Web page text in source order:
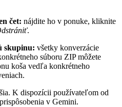
čet: nájdite ho v ponuke, kliknite
.
skupinu: všetky konverzácie
súboru ZIP môžete
koša vedľa konkrétneho
K dispozícii používateľom od
v Gemini.